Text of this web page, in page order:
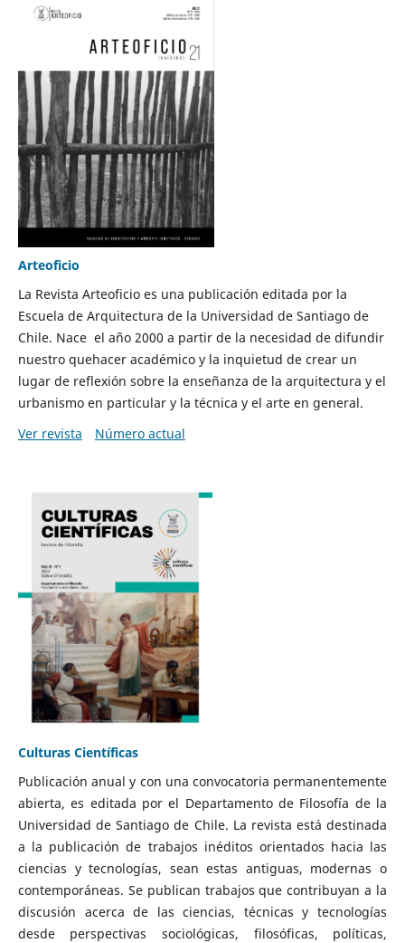
Arteoficio
La Revista Arteoficio es una publicación editada por la
Escuela de Arquitectura de la Universidad de Santiago de
Chile. Nace el año 2000 a partir de la necesidad de difundir
nuestro quehacer académico y la inquietud de crear un
lugar de reflexión sobre la enseñanza de la arquitectura y el
urbanismo en particular y la técnica y el arte en general.
Ver revista
Número actual
Culturas Científicas
Publicación anual y con una convocatoria permanentemente
abierta, es editada por el Departamento de Filosofía de la
Universidad de Santiago de Chile. La revista está destinada
a la publicación de trabajos inéditos orientados hacia las
ciencias y tecnologías, sean estas antiguas, modernas o
contemporáneas. Se publican trabajos que contribuyan a la
discusión acerca de las ciencias, técnicas y tecnologías
desde perspectivas sociológicas, filosóficas, políticas,